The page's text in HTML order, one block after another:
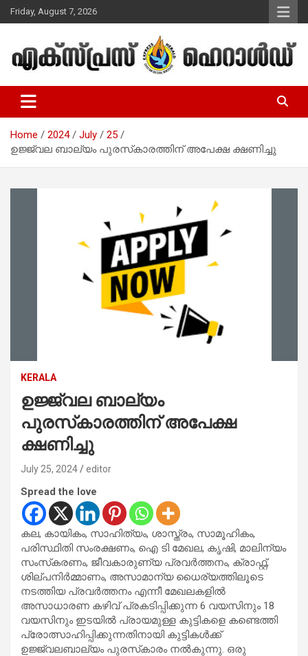
Skip
to
Friday, August 7, 2026
Express Herald – Malayalam
Christian News
Home 2024 July
25
ഉജ്ജ്വല ബാല്യം പുരസ്‌കാരത്തിന് അപേക്ഷ ക്ഷണിച്ചു
KERALA
ഉജ്ജ്വല ബാല്യം
പുരസ്‌കാരത്തിന് അപേക്ഷ
ക്ഷണിച്ചു
July 25, 2024 editor
Spread the love
കല, കായികം, സാഹിത്യം, ശാസ്ത്രം, സാമൂഹികം,
പരിസ്ഥിതി സംരക്ഷണം, ഐ ടി മേഖല, കൃഷി, മാലിന്യം
സംസ്‌കരണം, ജീവകാരുണ്യ പ്രവര്‍ത്തനം, ക്രാഫ്റ്റ്,
ശില്പനിര്‍മ്മാണം, അസാമാന്യ ധൈര്യത്തിലൂടെ
നടത്തിയ പ്രവര്‍ത്തനം എന്നീ മേഖലകളില്‍
അസാധാരണ കഴിവ് പ്രകടിപ്പിക്കുന്ന 6 വയസിനും 18
വയസിനും ഇടയില്‍ പ്രായമുള്ള കുട്ടികളെ കണ്ടെത്തി
പ്രോത്സാഹിപ്പിക്കുന്നതിനായി കുട്ടികള്‍ക്ക്
ഉജ്ജ്വലബാല്യം പുരസ്‌കാരം നല്‍കുന്നു. ഒരു